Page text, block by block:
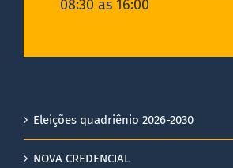
08:30 as 16:00
Eleições quadriênio 2026-2030
NOVA CREDENCIAL